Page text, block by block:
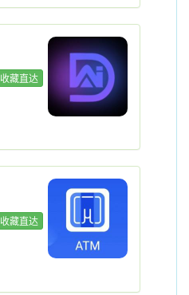
收藏直达
收藏直达